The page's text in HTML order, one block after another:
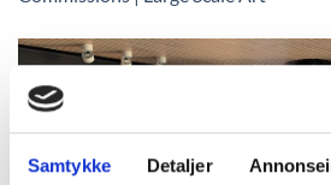
Samtykke Detaljer